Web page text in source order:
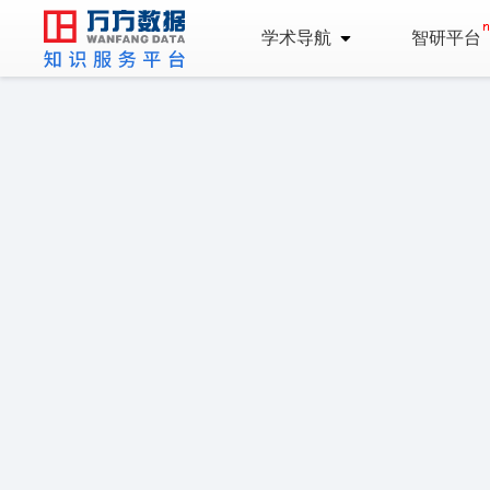
学术导航 智研平台